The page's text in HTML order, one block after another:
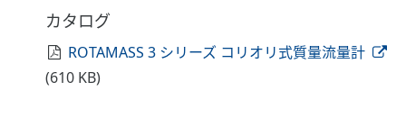
カタログ
ROTAMASS 3 シリーズ コリオリ式質量流量計
(610 KB)